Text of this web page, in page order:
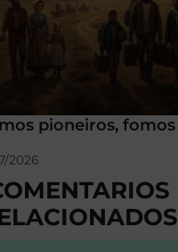
pioneiros, fomos
2026